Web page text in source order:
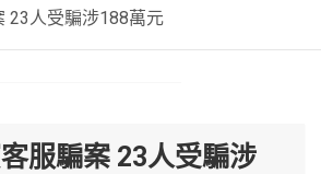
23人受騙涉188萬元
服騙案 23人受騙涉